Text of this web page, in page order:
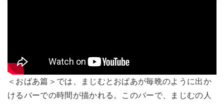
＜おばあ篇＞では、まじむとおばあが毎晩のように出か
けるバーでの時間が描かれる。このバーで、まじむの人